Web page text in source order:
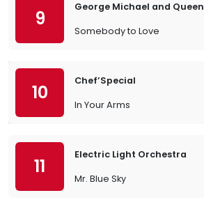
9
George Michael and Queen
Somebody to Love
10
Chef’Special
In Your Arms
11
Electric Light Orchestra
Mr. Blue Sky